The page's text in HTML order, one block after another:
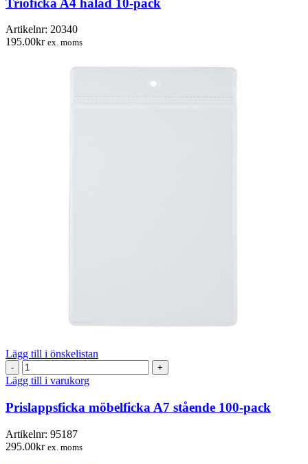
Artikelnr: 20340
195.00kr ex. moms
Lägg till i önskelistan
Prislappsficka
möbelficka
A7
stående
100-
mängd
Lägg till i varukorg
Prislappsficka möbelficka A7 stående 100-pack
Artikelnr: 95187
295.00kr ex. moms